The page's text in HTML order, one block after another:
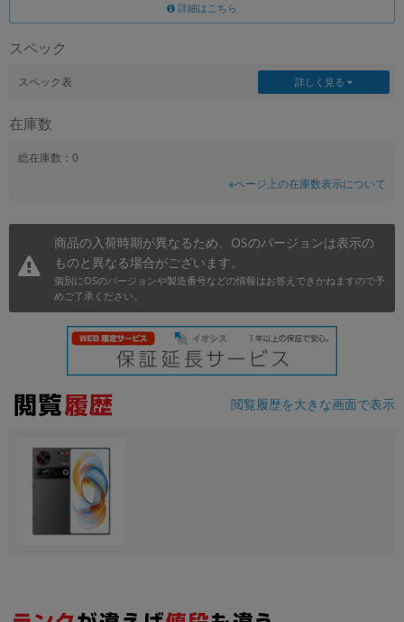
詳細はこちら
スペック
スペック表 詳しく見る
在庫数
総在庫数：0
※ページ上の在庫数表示について
商品の入荷時期が異なるため、OSのバージョンは表示の
ものと異なる場合がございます。
個別にOSのバージョンや製造番号などの情報はお答えできかねますので予
めご了承ください。
閲覧履歴を大きな画面で表示
メモリ
円 ～ 円
各項目のチェックボックスは「or検索」となります。
ただし機能別のみ「and検索」となります。